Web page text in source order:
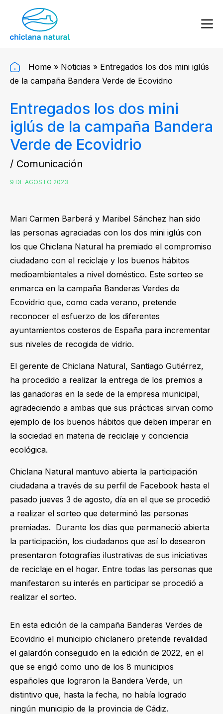
Home » Noticias » Entregados los dos mini iglús
de la campaña Bandera Verde de Ecovidrio
Entregados los dos mini
iglús de la campaña Bandera
Verde de Ecovidrio
/ Comunicación
9 DE AGOSTO 2023
Mari Carmen Barberá y Maribel Sánchez han sido
las personas agraciadas con los dos mini iglús con
los que Chiclana Natural ha premiado el compromiso
ciudadano con el reciclaje y los buenos hábitos
medioambientales a nivel doméstico. Este sorteo se
enmarca en la campaña Banderas Verdes de
Ecovidrio que, como cada verano, pretende
reconocer el esfuerzo de los diferentes
ayuntamientos costeros de España para incrementar
sus niveles de recogida de vidrio.
El gerente de Chiclana Natural, Santiago Gutiérrez,
ha procedido a realizar la entrega de los premios a
las ganadoras en la sede de la empresa municipal,
agradeciendo a ambas que sus prácticas sirvan como
ejemplo de los buenos hábitos que deben imperar en
la sociedad en materia de reciclaje y conciencia
ecológica.
Chiclana Natural mantuvo abierta la participación
ciudadana a través de su perfil de Facebook hasta el
pasado jueves 3 de agosto, día en el que se procedió
a realizar el sorteo que determinó las personas
premiadas. Durante los días que permaneció abierta
la participación, los ciudadanos que así lo desearon
presentaron fotografías ilustrativas de sus iniciativas
de reciclaje en el hogar. Entre todas las personas que
manifestaron su interés en participar se procedió a
realizar el sorteo.
En esta edición de la campaña Banderas Verdes de
Ecovidrio el municipio chiclanero pretende revalidad
el galardón conseguido en la edición de 2022, en el
que se erigió como uno de los 8 municipios
españoles que lograron la Bandera Verde, un
distintivo que, hasta la fecha, no había logrado
ningún municipio de la provincia de Cádiz.